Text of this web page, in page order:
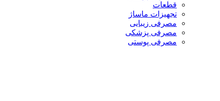
قطعات
تجهیزات ماساژ
مصرفی زیبایی
مصرفی پزشکی
مصرفی پوستی